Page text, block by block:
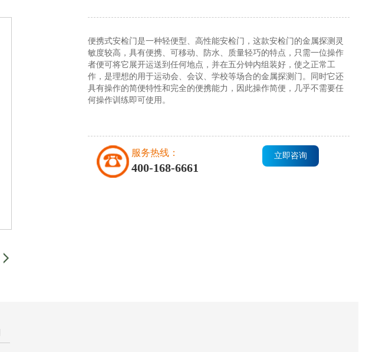
便携式安检门是一种轻便型、高性能安检门，这款安检门的金属探测灵
敏度较高，具有便携、可移动、防水、质量轻巧的特点，只需一位操作
者便可将它展开运送到任何地点，并在五分钟内组装好，使之正常工
作，是理想的用于运动会、会议、学校等场合的金属探测门。同时它还
具有操作的简便特性和完全的便携能力，因此操作简便，几乎不需要任
何操作训练即可使用。
服务热线：
400-168-6661
立即咨询